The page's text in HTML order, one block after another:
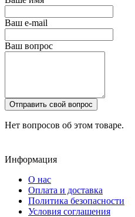
Ваш e-mail
Ваш вопрос
Отправить свой вопрос
Нет вопросов об этом товаре.
Информация
О нас
Оплата и доставка
Политика безопасности
Условия соглашения